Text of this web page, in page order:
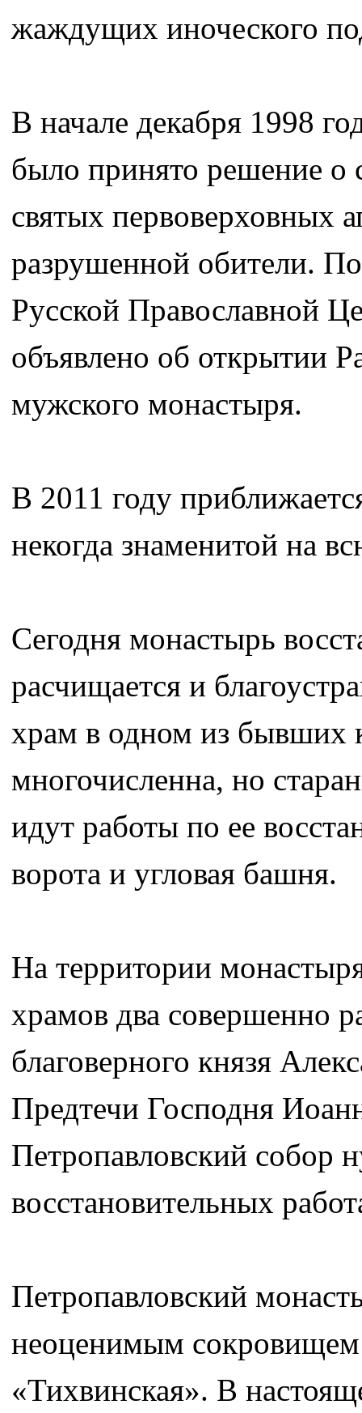
жаждущих иноческого
В начале декабря 1998
было принято решение о
святых первоверховных
разрушенной обители.
Русской Православной
объявлено об открытии
мужского монастыря.
В 2011 году
некогда знаменитой на
Сегодня монастырь
расчищается и
храм в одном из бывших
многочисленна, но
идут работы по ее
ворота и угловая башня.
На территории
храмов два совершенно
благоверного князя
Предтечи Господня
Петропавловский собор
восстановительных
Петропавловский
неоценимым
«Тихвинская». В